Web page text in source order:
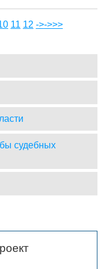
11 12 ->->>>
судебных